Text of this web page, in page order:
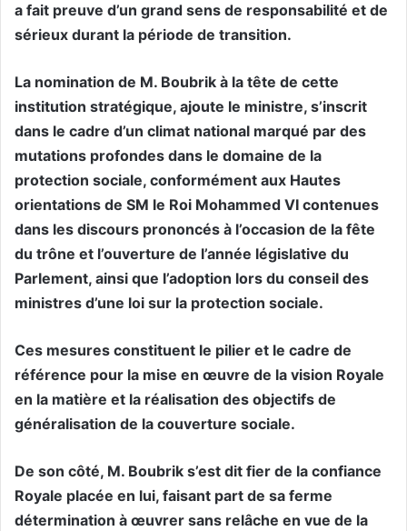
a fait preuve d’un grand sens de responsabilité et de
sérieux durant la période de transition.
La nomination de M. Boubrik à la tête de cette
institution stratégique, ajoute le ministre, s’inscrit
dans le cadre d’un climat national marqué par des
mutations profondes dans le domaine de la
protection sociale, conformément aux Hautes
orientations de SM le Roi Mohammed VI contenues
dans les discours prononcés à l’occasion de la fête
du trône et l’ouverture de l’année législative du
Parlement, ainsi que l’adoption lors du conseil des
ministres d’une loi sur la protection sociale.
Ces mesures constituent le pilier et le cadre de
référence pour la mise en œuvre de la vision Royale
en la matière et la réalisation des objectifs de
généralisation de la couverture sociale.
De son côté, M. Boubrik s’est dit fier de la confiance
Royale placée en lui, faisant part de sa ferme
détermination à œuvrer sans relâche en vue de la